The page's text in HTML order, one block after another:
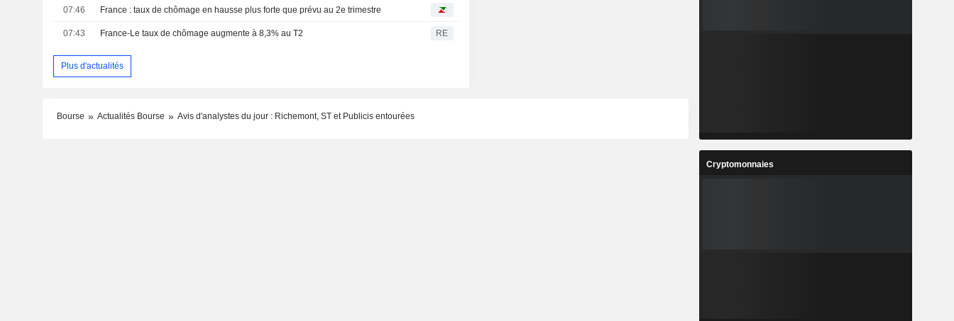
07:46 France : taux de chômage en hausse plus forte que prévu au 2e trimestre
07:43 France-Le taux de chômage augmente à 8,3% au T2 RE
Plus d'actualités
Bourse Actualités Bourse Avis d'analystes du jour : Richemont, ST et Publicis entourées
Cryptomonnaies